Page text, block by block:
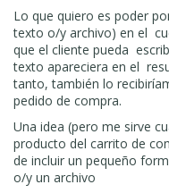
Lo que quiero es poder
texto o/y archivo) en el
que el cliente pueda
texto apareciera en el
tanto, también lo
pedido de compra.
Una idea (pero me sirve
producto del carrito de
de incluir un pequeño
o/y un archivo